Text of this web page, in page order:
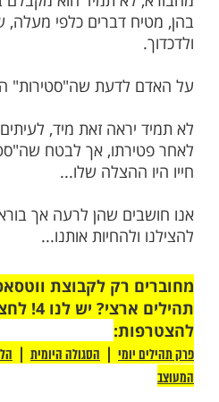
"אם היה לי דבר
שנתת לי הייתי נותן
נותן לא אני..."
יוֹסֵף אַל תִּירָאוּ כִּי
יט') - יוסף משיב
על שמכרו אותו לעבד.
לכם האם אני יכול?
רעה והקב"ה חשבה
לכם? אם ירצה הבורא
לא יכול להיות